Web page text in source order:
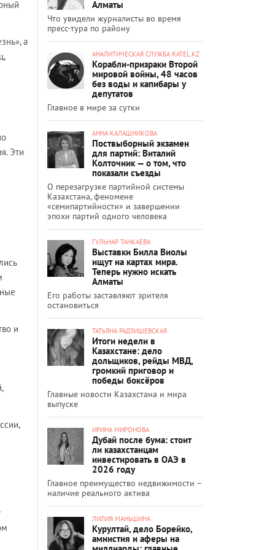
а
Эти
и
Алматы
Что увидели журналисты во время
пресс-тура по району
АНАЛИТИЧЕСКАЯ СЛУЖБА RATEL.KZ
Корабли-призраки Второй
мировой войны, 48 часов
без воды и капибары у
депутатов
Главное в мире за сутки
АННА КАЛАШНИКОВА
Поствыборный экзамен
для партий: Виталий
Колточник — о том, что
показали съезды
О перезагрузке партийной системы
Казахстана, феномене
«семипартийности» и завершении
эпохи партий одного человека
ГУЛЬНАР ТАНКАЕВА
Выставки Билла Виолы
ищут на картах мира.
Теперь нужно искать
Алматы
Его работы заставляют зрителя
остановиться
ТАТЬЯНА РАДЗИШЕВСКАЯ
Итоги недели в
Казахстане: дело
дольщиков, рейды МВД,
громкий приговор и
победы боксёров
Главные новости Казахстана и мира
выпуске
ИРИНА МИРОНОВА
Дубай после бума: стоит
ли казахстанцам
инвестировать в ОАЭ в
2026 году
Главное преимущество недвижимости –
наличие реального актива
ЛИЛИЯ МАНЬШИНА
Курултай, дело Борейко,
амнистия и аферы на